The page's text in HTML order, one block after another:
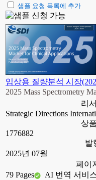
샘플 요청 목록에 추가
임상용 질량분석 시장
2025 Mass Spectrometry
리
Strategic Directions
상
1776882
발
2025년 07월
페이
79 Pages
AI 번역 서비